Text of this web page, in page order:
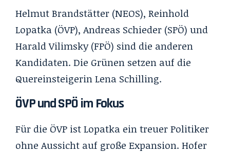
Helmut Brandstätter (NEOS), Reinhold
Lopatka (ÖVP), Andreas Schieder (SPÖ) und
Harald Vilimsky (FPÖ) sind die anderen
Kandidaten. Die Grünen setzen auf die
Quereinsteigerin Lena Schilling.
ÖVP und SPÖ im Fokus
Für die ÖVP ist Lopatka ein treuer Politiker
ohne Aussicht auf große Expansion. Hofer